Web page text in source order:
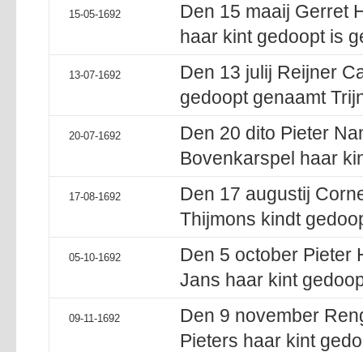
15-05-1692
Den 15 maaij Gerret
haar kint gedoopt is
13-07-1692
Den 13 julij Reijner
gedoopt genaamt
20-07-1692
Den 20 dito Pieter
Bovenkarspel haar
17-08-1692
Den 17 augustij
Thijmons kindt
05-10-1692
Den 5 october Pieter
Jans haar kint
09-11-1692
Den 9 november
Pieters haar kint